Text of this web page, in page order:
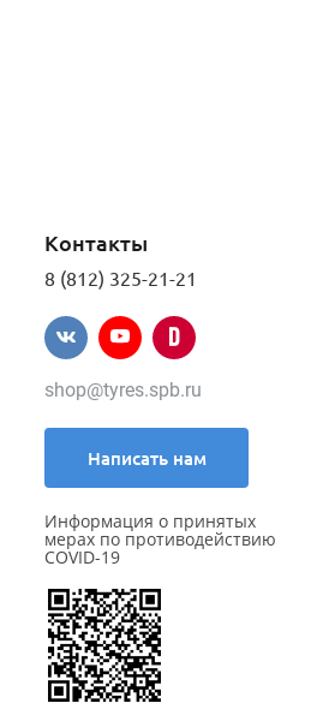
Контакты
8 (812) 325-21-21
shop@tyres.spb.ru
Написать нам
Информация о принятых
мерах по противодействию
COVID-19